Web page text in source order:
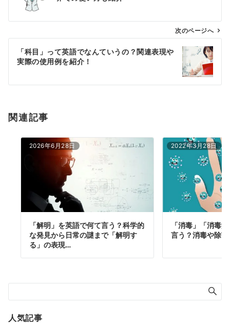
ビ
ン
次のページへ
「科目」って英語でなんていうの？関連表現や
実際の使用例を紹介！
関連記事
2026年6月28日
「解明」を英語で何て言う？科学的
な発見から日常の謎まで「解明す
る」の表現…
2022年3月28日
「消毒」「消毒
言う？消毒や除
人気記事